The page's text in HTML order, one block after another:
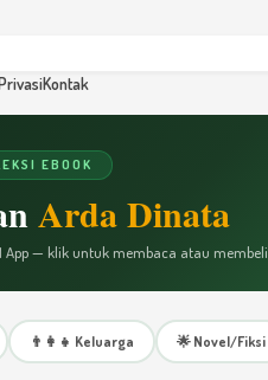
Kontak
EBOOK
Arda Dinata
App — klik untuk membaca atau membeli
👨‍👩‍👧 Keluarga 🌟 Novel/Fiksi